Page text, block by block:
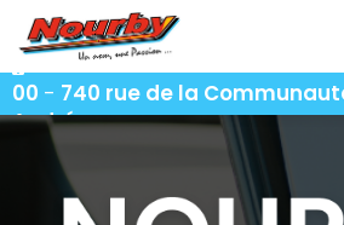
contenu
principal
06 92 92 25 51-06 92 62 62 91
00 - 740 rue de la
André